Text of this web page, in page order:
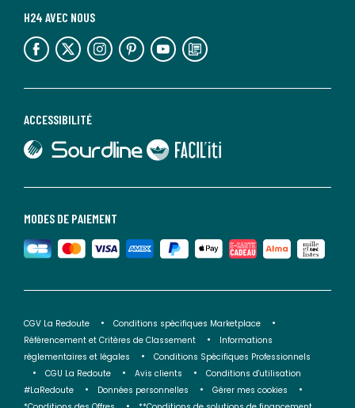
MODES DE PAIEMENT
ACCESSIBILITÉ
lien vers Sourdline
lien vers Faciliti
H24 AVEC NOUS
lien vers l'espace réseaux sociaux lien vers l'espace réseaux sociaux lien vers l'espace réseaux sociaux lien vers l'espace réseaux sociaux lien vers l'espace réseaux sociaux lien vers le blog la redoute
CGV La Redoute
Conditions spécifiques Marketplace
Référencement et Critères de Classement
Informations
réglementaires et légales
Conditions Spécifiques Professionnels
CGU La Redoute
Avis clients
Conditions d'utilisation
#LaRedoute
Données personnelles
Gérer mes cookies